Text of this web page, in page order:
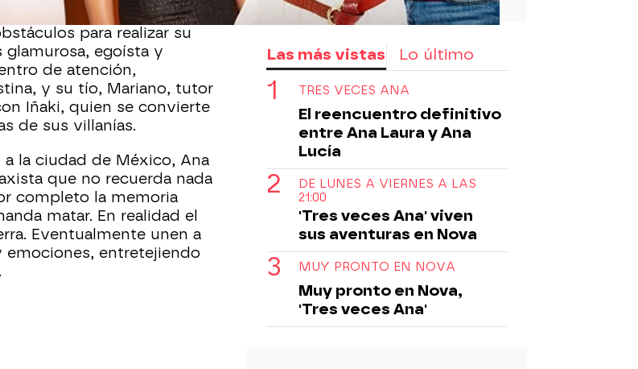
de Ramiro, con
para realizar su
glamurosa, egoísta y
de atención,
y su tío, Mariano, tutor
Iñaki, quien se convierte
de sus villanías.
la ciudad de México, Ana
que no recuerda nada
completo la memoria
matar. En realidad el
Eventualmente unen a
emociones, entretejiendo
Las más vistas Lo último
TRES VECES ANA
El reencuentro definitivo
entre Ana Laura y Ana
Lucía
DE LUNES A VIERNES A LAS
21:00
'Tres veces Ana' viven
sus aventuras en Nova
MUY PRONTO EN NOVA
Muy pronto en Nova,
'Tres veces Ana'